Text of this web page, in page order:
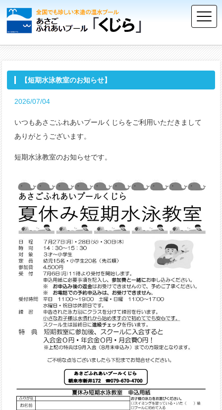
【短期水泳教室のお知らせ】
2026/07/04
いつもあさごふれあいプールくじらをご利用いただきまして
ありがとうございます。
短期水泳教室のお知らせです。